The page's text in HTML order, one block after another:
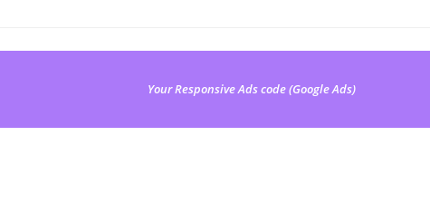
Your Responsive Ads code (Google Ads)